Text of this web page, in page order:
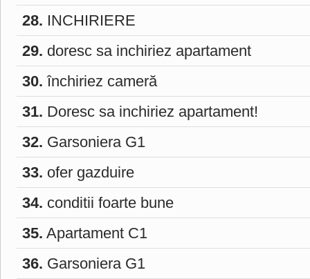
28. INCHIRIERE
29. doresc sa inchiriez apartament
30. închiriez cameră
31. Doresc sa inchiriez apartament!
32. Garsoniera G1
33. ofer gazduire
34. conditii foarte bune
35. Apartament C1
36. Garsoniera G1